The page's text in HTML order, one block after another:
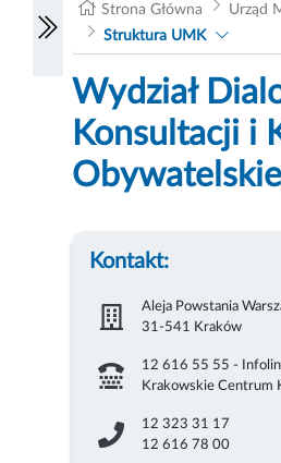
Strona Główna
Urząd
Struktura UMK
Wydział
Konsultacji i
Kontakt:
Aleja Powstania
31-541 Kraków
12 616 55 55 -
Krakowskie Centrum
12 323 31 17
12 616 78 00